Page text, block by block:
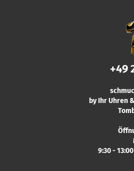
+49
by Ihr Uhren
9:30 -